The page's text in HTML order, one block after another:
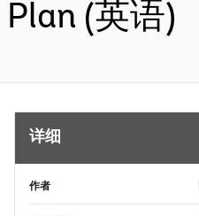
Plan (英语)
详细
作者